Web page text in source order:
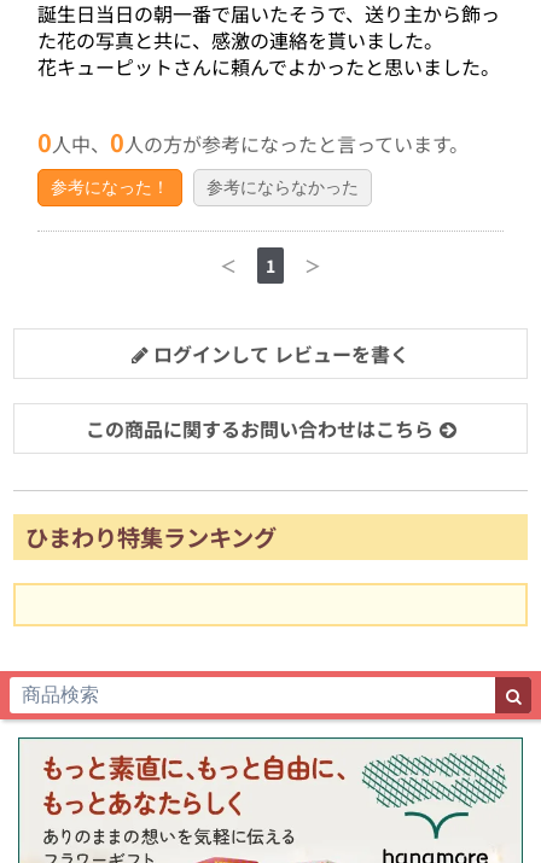
誕生日当日の朝一番で届いたそうで、送り主から飾っ
た花の写真と共に、感激の連絡を貰いました。
花キューピットさんに頼んでよかったと思いました。
0人中、0人の方が参考になったと言っています。
参考になった！ 参考にならなかった
＜ 1 ＞
ログインして レビューを書く
この商品に関するお問い合わせはこちら
ひまわり特集ランキング